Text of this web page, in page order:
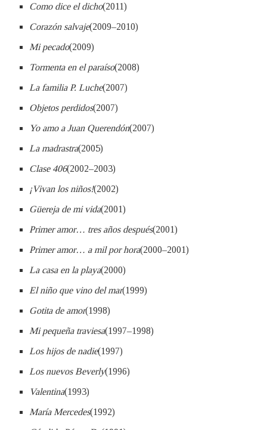
Como dice el dicho(2011)
Corazón salvaje(2009–2010)
Mi pecado(2009)
Tormenta en el paraíso(2008)
La familia P. Luche(2007)
Objetos perdidos(2007)
Yo amo a Juan Querendón(2007)
La madrastra(2005)
Clase 406(2002–2003)
¡Vivan los niños!(2002)
Güereja de mi vida(2001)
Primer amor… tres años después(2001)
Primer amor… a mil por hora(2000–2001)
La casa en la playa(2000)
El niño que vino del mar(1999)
Gotita de amor(1998)
Mi pequeña traviesa(1997–1998)
Los hijos de nadie(1997)
Los nuevos Beverly(1996)
Valentina(1993)
María Mercedes(1992)